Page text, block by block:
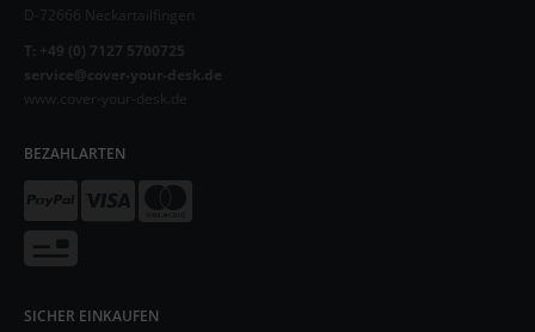
D-72666 Neckartailfingen
T: +49 (0) 7127 5700725
service@cover-your-desk.de
www.cover-your-desk.de
BEZAHLARTEN
SICHER EINKAUFEN